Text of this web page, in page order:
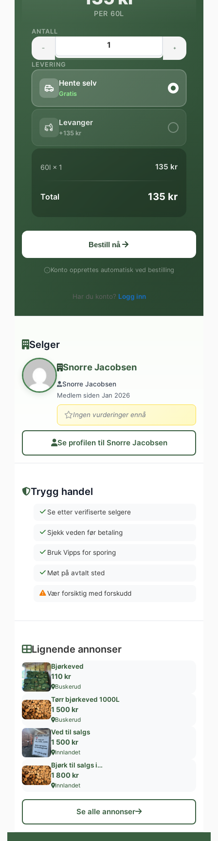
PER 60L
ANTALL
LEVERING
Hente selv
Gratis
Levanger
+135 kr
60l × 1 135 kr
Total 135 kr
Bestill nå
Konto opprettes automatisk ved bestilling
Har du konto? Logg inn
Selger
Snorre Jacobsen
Snorre Jacobsen
Medlem siden Jan 2026
Ingen vurderinger ennå
Se profilen til Snorre Jacobsen
Trygg handel
Se etter verifiserte selgere
Sjekk veden før betaling
Bruk Vipps for sporing
Møt på avtalt sted
Vær forsiktig med forskudd
Lignende annonser
Bjørkeved
110 kr
Buskerud
Tørr bjørkeved 1000L
1 500 kr
Buskerud
Ved til salgs
1 500 kr
Innlandet
Bjørk til salgs i…
1 800 kr
Innlandet
Se alle annonser